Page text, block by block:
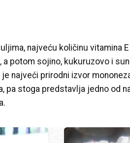
najveću količinu vitamina
a potom sojino, kukuruzovo i
najveći prirodni izvor
pa stoga predstavlja jedno od